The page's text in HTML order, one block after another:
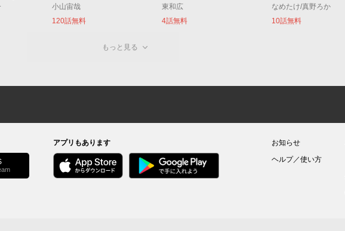
小山宙哉
120話無料
東和広
4話無料
なめたけ/真野ろか
10話無料
もっと見る
アプリもあります
お知らせ
ヘルプ／使い方